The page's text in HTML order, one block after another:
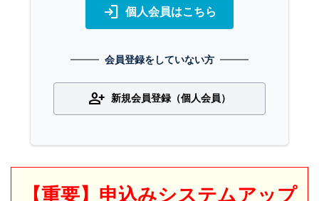
login 個人会員はこちら
会員登録をしていない方
person_add 新規会員登録（個人会員）
【重要】申込みシステムアップ